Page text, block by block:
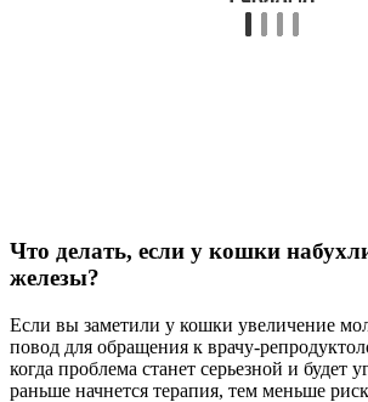
Что делать, если у кошки
железы?
Если вы заметили у кошки увеличение
повод для обращения к врачу-
когда проблема станет серьезной и будет
раньше начнется терапия, тем меньше